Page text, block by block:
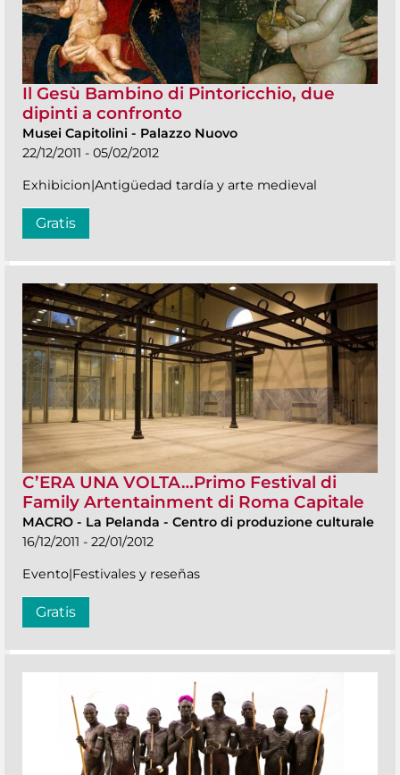
Il Gesù Bambino di Pintoricchio, due
dipinti a confronto
Musei Capitolini - Palazzo Nuovo
22/12/2011 - 05/02/2012
Exhibicion|Antigüedad tardía y arte medieval
Gratis
C’ERA UNA VOLTA…Primo Festival di
Family Artentainment di Roma Capitale
MACRO - La Pelanda - Centro di produzione culturale
16/12/2011 - 22/01/2012
Evento|Festivales y reseñas
Gratis